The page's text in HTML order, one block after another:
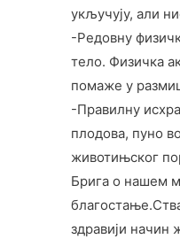
укључују, али
-Редовну
тело. Физичка
помаже у
-Правилну
плодова, пуно
животињског
Брига о нашем
здравији